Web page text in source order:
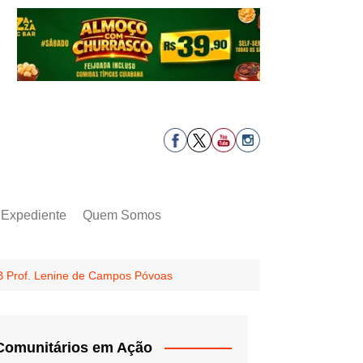
Expediente Quem Somos
Prof. Lenine de Campos Póvoas
em Ação